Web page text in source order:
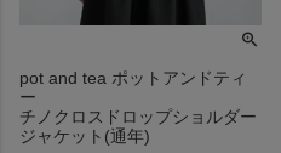
pot and tea ポットアンドティ
ー
チノクロスドロップショルダー
ジャケット(通年)